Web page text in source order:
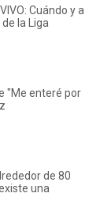
Cuándo y a
la Liga
"Me enteré por
de 80
una